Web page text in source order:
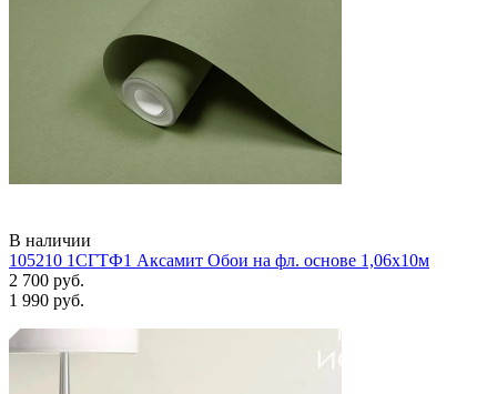
В наличии
105210 1СГТФ1 Аксамит Обои на фл. основе 1,06х10м
2 700 руб.
1 990 руб.